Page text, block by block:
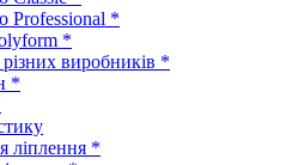
Professional *
*
виробників *
*
ліплення *